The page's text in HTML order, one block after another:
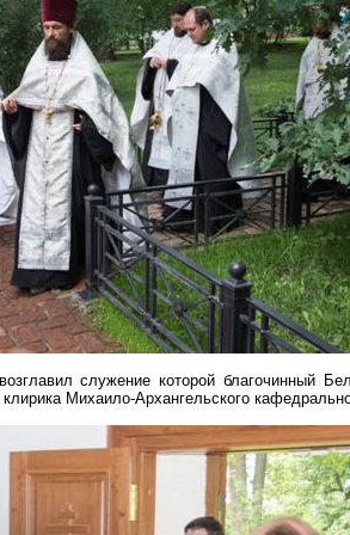
служение которой благочинный
Михаило-Архангельского